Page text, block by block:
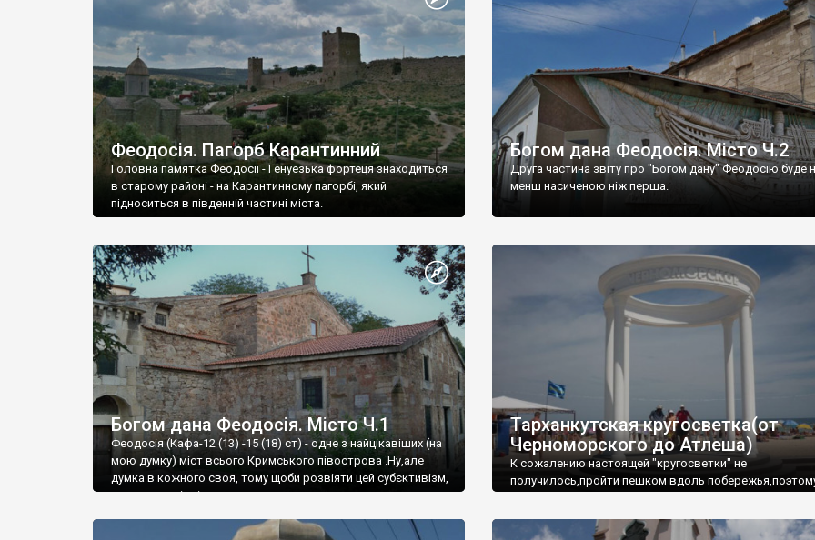
Феодосія. Пагорб Карантинний
Головна памятка Феодосії - Генуезька фортеця знаходиться
в старому районі - на Карантинному пагорбі, який
підноситься в південній частині міста.
Богом дана Феодосія. Місто Ч.2
Друга частина звіту про "Богом дану" Феодосію буде
менш насиченою ніж перша.
Богом дана Феодосія. Місто Ч.1
Феодосія (Кафа-12 (13) -15 (18) ст) - одне з найцікавіших (на
мою думку) міст всього Кримського півострова .Ну,але
думка в кожного своя, тому щоби розвіяти цей субєктивізм,
запрошую відвідати це
Тарханкутская кругосветка(от
Черноморского до Атлеша)
К сожалению настоящей "кругосветки" не
получилось,пройти пешком вдоль